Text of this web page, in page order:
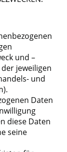
und –
jeweiligen
und
Daten
diese Daten
seine